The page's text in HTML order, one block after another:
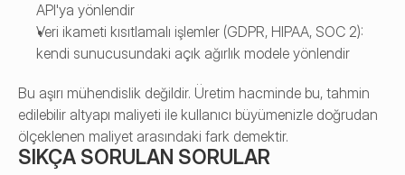
API'ya yönlendir
Veri ikameti kısıtlamalı işlemler (GDPR, HIPAA, SOC 2):
kendi sunucusundaki açık ağırlık modele yönlendir
Bu aşırı mühendislik değildir. Üretim hacminde bu, tahmin
edilebilir altyapı maliyeti ile kullanıcı büyümenizle doğrudan
ölçeklenen maliyet arasındaki fark demektir.
SIKÇA SORULAN SORULAR